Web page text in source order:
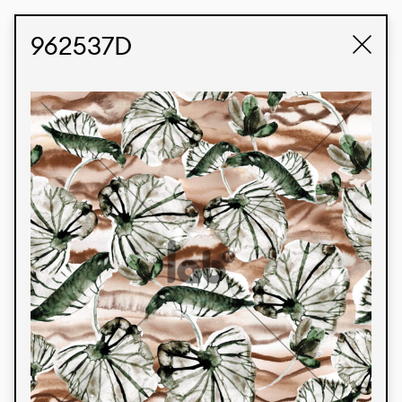
962537D
Produtos
Temos orgulho de expressar nossa identidade
brasileira por meio de nossos tecidos e estampas
personalizadas, trabalhando em colaboração
com nossos clientes e dando vida aos seus
conceitos e criações. Nossa extensa linha de
produtos tem opções para diferentes mercados.
Oferecemos também tecidos ecológicos e
tecnológicos que podem ser acabados em
qualquer cor sólida ou impressão digital.
Cores